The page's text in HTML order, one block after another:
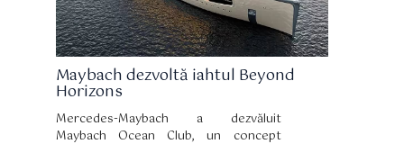
Maybach dezvoltă iahtul Beyond
Horizons
Mercedes-Maybach a dezvăluit
Maybach Ocean Club, un concept